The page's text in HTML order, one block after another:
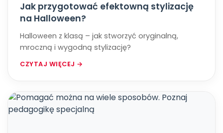
Jak przygotować efektowną stylizację
na Halloween?
Halloween z klasą – jak stworzyć oryginalną,
mroczną i wygodną stylizację?
CZYTAJ WIĘCEJ →